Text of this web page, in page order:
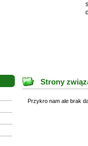
Strony
Przykro nam ale brak